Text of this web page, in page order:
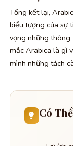
Tổng kết lại,
biểu tượng của sự
vọng những thông
mắc Arabica là gì
mình những tách
Có